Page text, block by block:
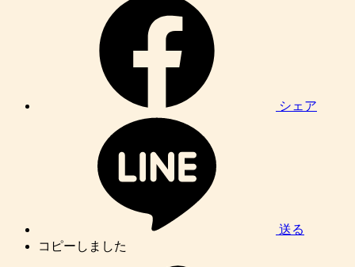
シェア
送る
コピーしました